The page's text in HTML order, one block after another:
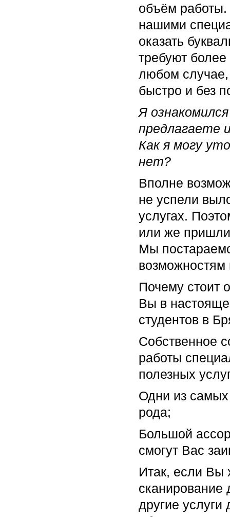
объём работы.
нашими
оказать
требуют
любом
быстро и без
Я
предлагаете
Как я могу
нет?
Вполне
не успели
услугах.
или же
Мы
Почему стоит
Вы в
студентов в
Собственное
работы
полезных
Одни из самых
рода;
Большой
смогут Вас
Итак, если Вы
другие услуги